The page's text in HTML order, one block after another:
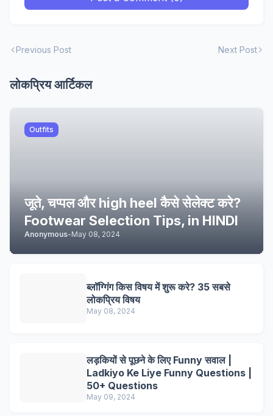
Previous Post Next Post
लोकप्रिय आर्टिकल
Outfits
जूते, चप्पल और high heel कैसे सेलेक्ट करे?
Footwear Selection Tips, in HINDI
Anonymous-May 08, 2024
ब्लॉग्गिंग किस विषय में शुरू करे? 35 सबसे
लोकप्रिय विषय
May 08, 2024
लड़कियों से पूछने के लिए Funny सवाल |
Ladkiyo Ke Liye Funny Questions |
50+ Questions
May 09, 2024